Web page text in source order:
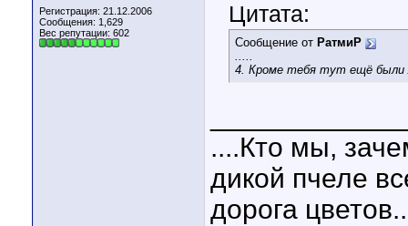
Регистрация: 21.12.2006
Сообщения: 1,629
Вес репутации: 602
Цитата:
Сообщение от РатмиР
.....
4. Кроме тебя тут ещё были
....Кто мы,
дикой пчеле
дорога